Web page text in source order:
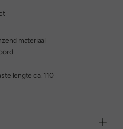
materiaal
lengte ca. 110